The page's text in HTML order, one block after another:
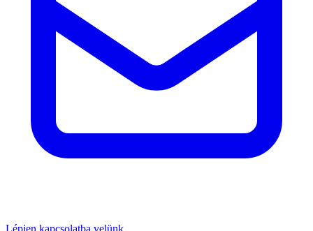
Lépjen kapcsolatba velünk